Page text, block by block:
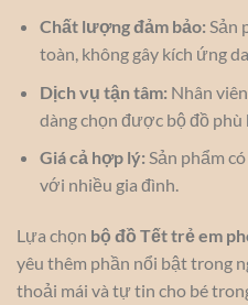
Chất lượng đảm bảo: Sản
toàn, không gây kích ứng
Dịch vụ tận tâm: Nhân
dàng chọn được bộ đồ phù
Giá cả hợp lý: Sản phẩm
với nhiều gia đình.
Lựa chọn bộ đồ Tết trẻ em
yêu thêm phần nổi bật trong
thoải mái và tự tin cho bé